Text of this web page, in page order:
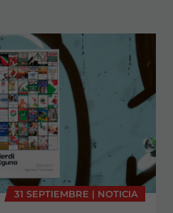
31 SEPTIEMBRE | NOTICIA